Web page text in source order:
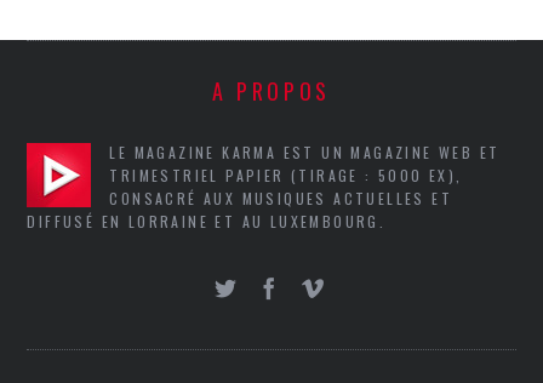
A PROPOS
LE MAGAZINE KARMA EST UN MAGAZINE WEB ET
TRIMESTRIEL PAPIER (TIRAGE : 5000 EX),
CONSACRÉ AUX MUSIQUES ACTUELLES ET
DIFFUSÉ EN LORRAINE ET AU LUXEMBOURG.